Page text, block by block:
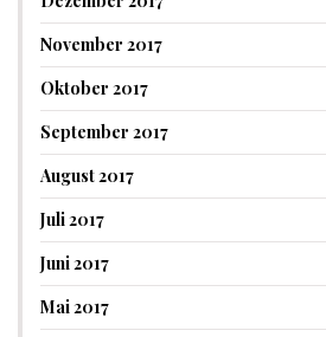
November 2017
Oktober 2017
September 2017
August 2017
Juli 2017
Juni 2017
Mai 2017